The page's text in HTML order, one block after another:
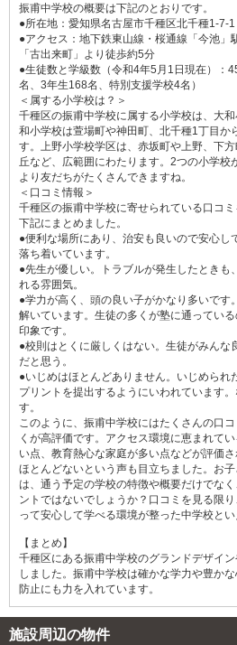
振甫中学校の概要は下記のとおりです。
●所在地：愛知県名古屋市千種区北千種1-7-1
●アクセス：地下鉄東山線・桜通線「今池」
「古出来町」より徒歩約5分
●生徒数と学級数（令和4年5月1日現在）：
名、3年生168名、特別支援学校4名）
＜属する小学校は？＞
千種区の振甫中学校に属する小学校は、大
和小学校は萱場町や神田町、北千種1丁目か
す。上野小学校学区は、赤坂町や上野、下
丘など、広範囲にわたります。2つの小学校
より友だちがたくさんできますね。
＜口コミ情報＞
千種区の振甫中学校に寄せられている口コミ
下記にまとめました。
●便利な場所にあり、治安も良いので安心し
落ち着いています。
●先生が優しい。トラブルが発生したときも
れる雰囲気。
●学力が高く、頭の良い子がかなり多いです
解いています。生徒の多くが塾に通ってい
印象です。
●校則はとくに厳しくはない。生徒がみんな
だと思う。
●いじめはほとんどありません。いじめられ
プリントを提出するようにいわれています
す。
このように、振甫中学校にはたくさんの口
くが高評価です。アクセス環境に恵まれて
い点、教育熱心な家庭が多い点などが評価
ほとんどないという声も目立ちました。お
は、通う予定の学校の特徴や概要だけでな
ントではないでしょうか？口コミを見る限
って安心して学べる環境が整った中学校とい
【まとめ】
千種区にある振甫中学校のグランドデザイ
しました。振甫中学校は確かな学力や豊か
防止にも力を入れています。
施設周辺の物件